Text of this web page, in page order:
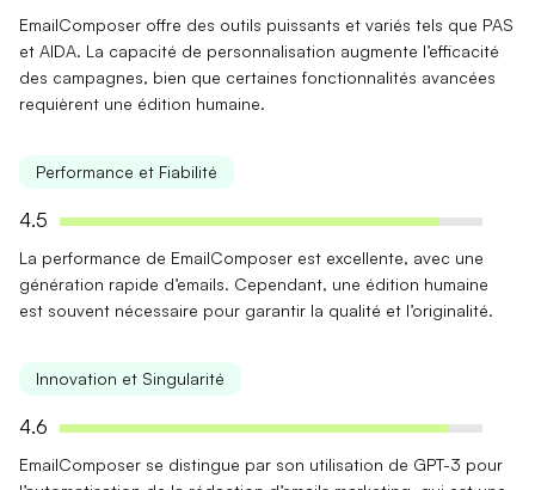
EmailComposer offre des outils puissants et variés tels que PAS
et AIDA. La capacité de personnalisation augmente l’efficacité
des campagnes, bien que certaines fonctionnalités avancées
requièrent une édition humaine.
Performance et Fiabilité
4.5
La performance de EmailComposer est excellente, avec une
génération rapide d’emails. Cependant, une édition humaine
est souvent nécessaire pour garantir la qualité et l’originalité.
Innovation et Singularité
4.6
EmailComposer se distingue par son utilisation de GPT-3 pour